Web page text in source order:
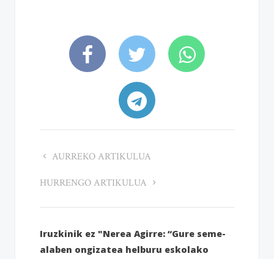
AURREKO ARTIKULUA
HURRENGO ARTIKULUA
Iruzkinik ez "Nerea Agirre: “Gure seme-
alaben ongizatea helburu eskolako